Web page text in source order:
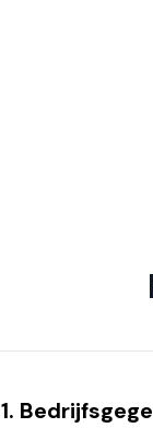
1.